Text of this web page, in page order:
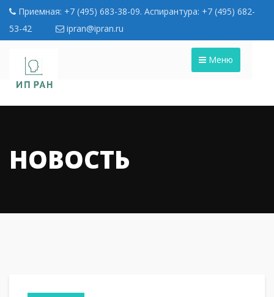
Приемная: +7 (495) 683-38-09. Аспирантура: +7 (495) 682-
53-42
ipran@ipran.ru
Меню
НОВОСТЬ